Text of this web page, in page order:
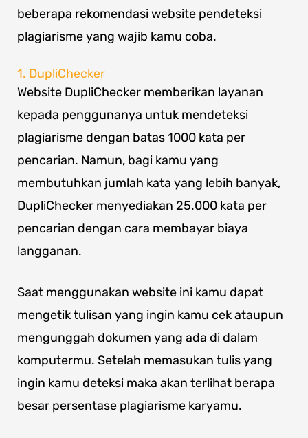
beberapa rekomendasi website pendeteksi
plagiarisme yang wajib kamu coba.
1. DupliChecker
Website DupliChecker memberikan layanan
kepada penggunanya untuk mendeteksi
plagiarisme dengan batas 1000 kata per
pencarian. Namun, bagi kamu yang
membutuhkan jumlah kata yang lebih banyak,
DupliChecker menyediakan 25.000 kata per
pencarian dengan cara membayar biaya
langganan.
Saat menggunakan website ini kamu dapat
mengetik tulisan yang ingin kamu cek ataupun
mengunggah dokumen yang ada di dalam
komputermu. Setelah memasukan tulis yang
ingin kamu deteksi maka akan terlihat berapa
besar persentase plagiarisme karyamu.